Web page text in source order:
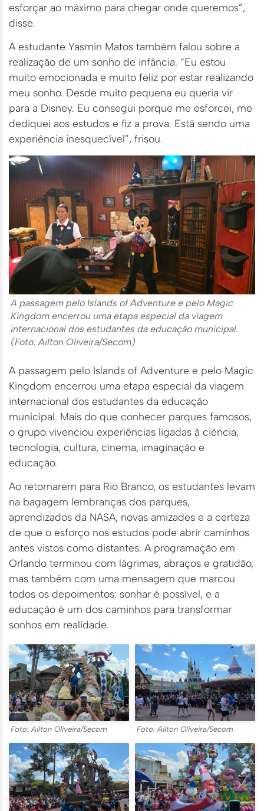
esforçar ao máximo para chegar onde queremos”,
disse.
A estudante Yasmin Matos também falou sobre a
realização de um sonho de infância. “Eu estou
muito emocionada e muito feliz por estar realizando
meu sonho. Desde muito pequena eu queria vir
para a Disney. Eu consegui porque me esforcei, me
dediquei aos estudos e fiz a prova. Está sendo uma
experiência inesquecível”, frisou.
A passagem pelo Islands of Adventure e pelo Magic
Kingdom encerrou uma etapa especial da viagem
internacional dos estudantes da educação municipal.
(Foto: Ailton Oliveira/Secom)
A passagem pelo Islands of Adventure e pelo Magic
Kingdom encerrou uma etapa especial da viagem
internacional dos estudantes da educação
municipal. Mais do que conhecer parques famosos,
o grupo vivenciou experiências ligadas à ciência,
tecnologia, cultura, cinema, imaginação e
educação.
Ao retornarem para Rio Branco, os estudantes levam
na bagagem lembranças dos parques,
aprendizados da NASA, novas amizades e a certeza
de que o esforço nos estudos pode abrir caminhos
antes vistos como distantes. A programação em
Orlando terminou com lágrimas, abraços e gratidão,
mas também com uma mensagem que marcou
todos os depoimentos: sonhar é possível, e a
educação é um dos caminhos para transformar
sonhos em realidade.
Foto: Ailton Oliveira/Secom Foto: Ailton Oliveira/Secom